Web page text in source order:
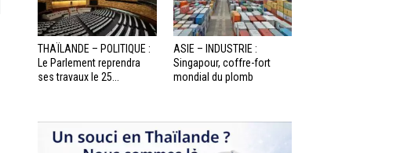
THAÏLANDE – POLITIQUE :
Le Parlement reprendra
ses travaux le 25...
ASIE – INDUSTRIE :
Singapour, coffre-fort
mondial du plomb